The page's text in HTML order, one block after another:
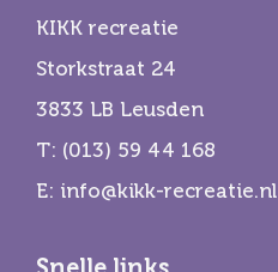
KIKK recreatie
Storkstraat 24
3833 LB Leusden
T: (013) 59 44 168
E: info@kikk-recreatie.nl